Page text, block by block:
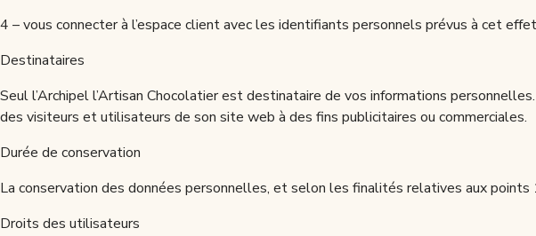
4 – vous connecter à l’espace client avec les identifiants personnels prévus à cet
Destinataires
Seul l’Archipel l’Artisan Chocolatier est destinataire de vos informations
des visiteurs et utilisateurs de son site web à des fins publicitaires ou commerciales.
Durée de conservation
La conservation des données personnelles, et selon les finalités relatives aux
Droits des utilisateurs